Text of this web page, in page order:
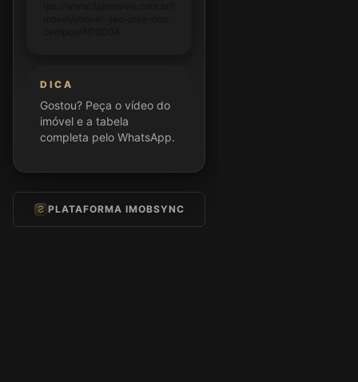
DICA
Gostou? Peça o vídeo do
imóvel e a tabela
completa pelo WhatsApp.
PLATAFORMA IMOBSYNC